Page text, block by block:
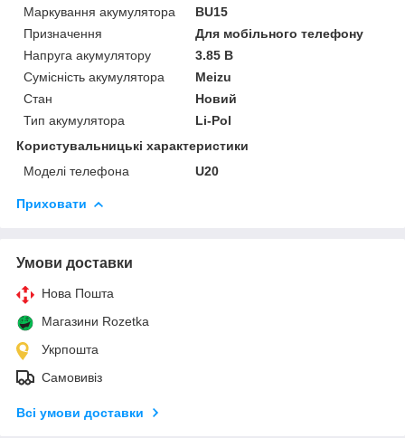
Маркування акумулятора
BU15
Призначення
Для мобільного телефону
Напруга акумулятору
3.85 В
Сумісність акумулятора
Meizu
Стан
Новий
Тип акумулятора
Li-Pol
Користувальницькі характеристики
Моделі телефона
U20
Приховати
Умови доставки
Нова Пошта
Магазини Rozetka
Укрпошта
Самовивіз
Всі умови доставки